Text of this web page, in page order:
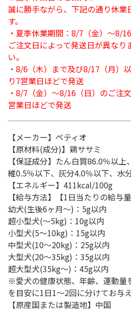
誠に勝手ながら、下記の通り休業
す。
・夏季休業期間：8/7（金）～8/16
ご注文日によって発送日が異なり
い。
・8/6（木）まで及び8/17（月）
り7営業日ほどで発送
・8/7（金）～8/16（日）のご注
営業日ほどで発送
【メーカー】ペティオ
【原材料(成分)】鶏ササミ
【保証成分】たん白質86.0％以
維0.5％以下、灰分4.0％以下、水
【エネルギー】411kcal/100g
【給与方法】【1日当たりの給与量
幼犬(生後6ヶ月～)：5g以内
超小型犬(～5kg)：10g以内
小型犬(5～10kg)：15g以内
中型犬(10～20kg)：25g以内
大型犬(20～35kg)：35g以内
超大型犬(35kg～)：45g以内
※愛犬の健康状態、年齢、運動量
を目安に1日1～2回に分けてお与
【原産国または製造地】中国